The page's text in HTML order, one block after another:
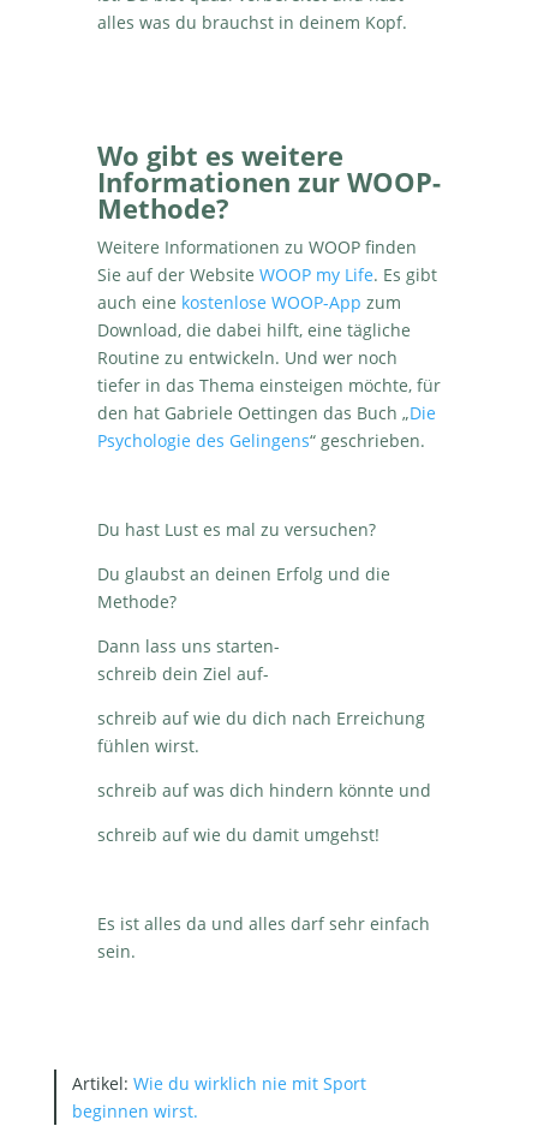
alles was du brauchst in deinem Kopf.
Wo gibt es weitere
Informationen zur WOOP-
Methode?
Weitere Informationen zu WOOP finden
Sie auf der Website WOOP my Life. Es gibt
auch eine kostenlose WOOP-App zum
Download, die dabei hilft, eine tägliche
Routine zu entwickeln. Und wer noch
tiefer in das Thema einsteigen möchte, für
den hat Gabriele Oettingen das Buch „Die
Psychologie des Gelingens“ geschrieben.
Du hast Lust es mal zu versuchen?
Du glaubst an deinen Erfolg und die
Methode?
Dann lass uns starten-
schreib dein Ziel auf-
schreib auf wie du dich nach Erreichung
fühlen wirst.
schreib auf was dich hindern könnte und
schreib auf wie du damit umgehst!
Es ist alles da und alles darf sehr einfach
sein.
Artikel: Wie du wirklich nie mit Sport
beginnen wirst.